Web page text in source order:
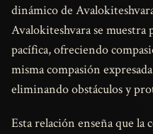
dinámico de
Avalokiteshvara se
pacífica, ofreciendo
misma compasión
eliminando obstáculos y
Esta relación enseña que la